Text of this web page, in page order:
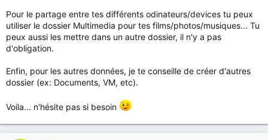
Pour le partage entre tes différents odinateurs/devices tu peux
utiliser le dossier Multimedia pour tes films/photos/musiques... Tu
peux aussi les mettre dans un autre dossier, il n'y a pas
d'obligation.
Enfin, pour les autres données, je te conseille de créer d'autres
dossier (ex: Documents, VM, etc).
Voila... n'hésite pas si besoin